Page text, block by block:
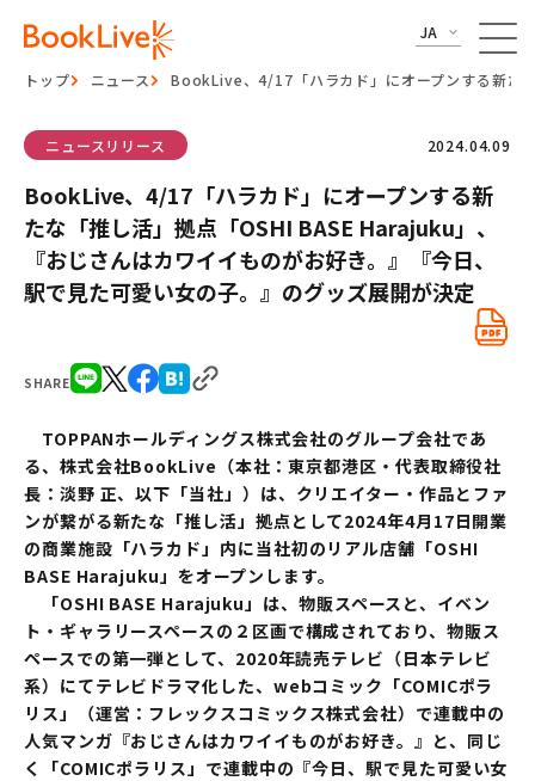
JA
トップ ニュース BookLive、4/17「ハラカド」にオープンする新た
SHARE
ニュースリリース 2024.04.09
BookLive、4/17「ハラカド」にオープンする新
たな「推し活」拠点「OSHI BASE Harajuku」、
『おじさんはカワイイものがお好き。』『今日、
駅で見た可愛い女の子。』のグッズ展開が決定
TOPPANホールディングス株式会社のグループ会社であ
る、株式会社BookLive（本社：東京都港区・代表取締役社
長：淡野 正、以下「当社」）は、クリエイター・作品とファ
ンが繋がる新たな「推し活」拠点として2024年4月17日開業
の商業施設「ハラカド」内に当社初のリアル店舗「OSHI
BASE Harajuku」をオープンします。
「OSHI BASE Harajuku」は、物販スペースと、イベン
ト・ギャラリースペースの２区画で構成されており、物販ス
ペースでの第一弾として、2020年読売テレビ（日本テレビ
系）にてテレビドラマ化した、webコミック「COMICポラ
リス」（運営：フレックスコミックス株式会社）で連載中の
人気マンガ『おじさんはカワイイものがお好き。』と、同じ
く「COMICポラリス」で連載中の『今日、駅で見た可愛い女